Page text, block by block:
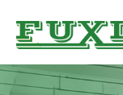
容
精密注塑